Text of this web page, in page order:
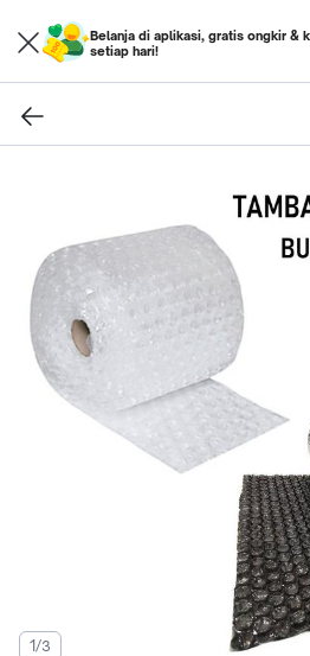
Belanja di aplikasi, gratis ongkir &
setiap hari!
1/3